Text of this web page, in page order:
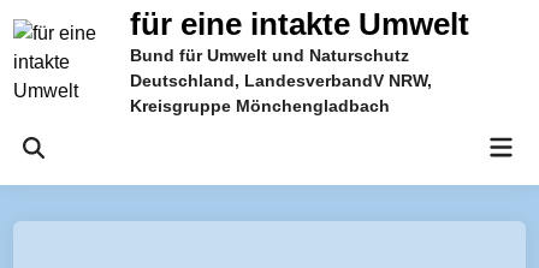
Inhalt
springen
für eine intakte Umwelt
Bund für Umwelt und Naturschutz
Deutschland, LandesverbandV NRW,
Kreisgruppe Mönchengladbach
Suche